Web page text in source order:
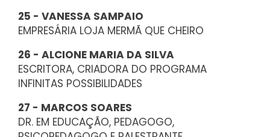
25 - VANESSA SAMPAIO
EMPRESÁRIA LOJA MERMÃ QUE CHEIRO
26 - ALCIONE MARIA DA SILVA
ESCRITORA, CRIADORA DO PROGRAMA
INFINITAS POSSIBILIDADES
27 - MARCOS SOARES
DR. EM EDUCAÇÃO, PEDAGOGO,